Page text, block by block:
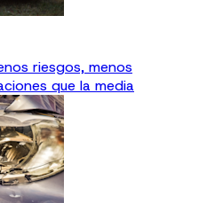
riesgos, menos
que la media